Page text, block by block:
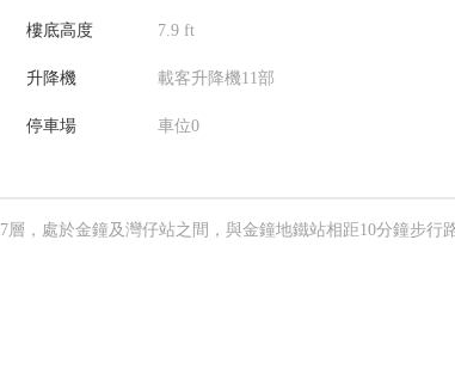
樓底高度 7.9 ft
升降機 載客升降機11部
停車場 車位0
，處於金鐘及灣仔站之間，與金鐘地鐵站相距10分鐘步行